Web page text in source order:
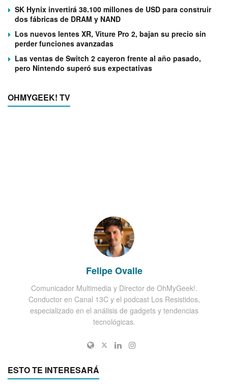
SK Hynix invertirá 38.100 millones de USD para construir
dos fábricas de DRAM y NAND
Los nuevos lentes XR, Viture Pro 2, bajan su precio sin
perder funciones avanzadas
Las ventas de Switch 2 cayeron frente al año pasado,
pero Nintendo superó sus expectativas
OHMYGEEK! TV
Felipe Ovalle
Comunicador Multimedia y Director de OhMyGeek!.
Conductor en Canal 13C y el podcast Los Resistidos,
especializado en el análisis de gadgets y tendencias
tecnológicas.
ESTO TE INTERESARÁ